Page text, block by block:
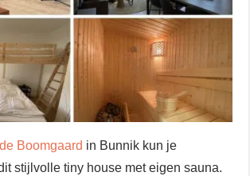
Boomgaard in Bunnik kun je
stijlvolle tiny house met eigen sauna.